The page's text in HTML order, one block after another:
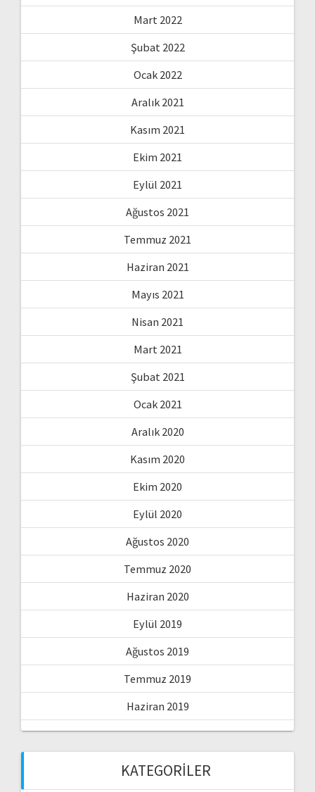
Mart 2022
Şubat 2022
Ocak 2022
Aralık 2021
Kasım 2021
Ekim 2021
Eylül 2021
Ağustos 2021
Temmuz 2021
Haziran 2021
Mayıs 2021
Nisan 2021
Mart 2021
Şubat 2021
Ocak 2021
Aralık 2020
Kasım 2020
Ekim 2020
Eylül 2020
Ağustos 2020
Temmuz 2020
Haziran 2020
Eylül 2019
Ağustos 2019
Temmuz 2019
Haziran 2019
KATEGORILER